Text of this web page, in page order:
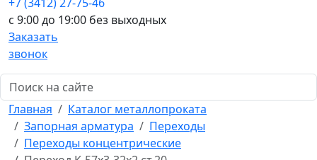
c 9:00 до 19:00 без выходных
Заказать
звонок
Главная
Каталог металлопроката
Запорная арматура
Переходы
Переходы концентрические